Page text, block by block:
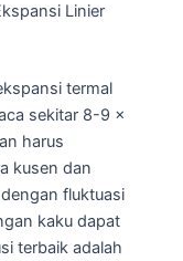
Linier
termal
sekitar 8-9 x
harus
kusen dan
fluktuasi
kaku dapat
terbaik adalah